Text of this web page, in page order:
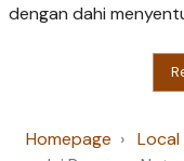
dengan dahi
Homepage
Local